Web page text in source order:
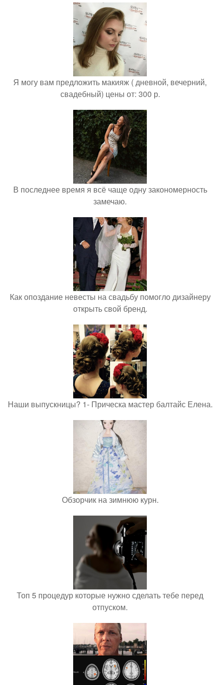
Я могу вам предложить макияж ( дневной, вечерний,
свадебный) цены от: 300 р.
В последнее время я всё чаще одну закономерность
замечаю.
Как опоздание невесты на свадьбу помогло дизайнеру
открыть свой бренд.
Наши выпускницы? 1- Прическа мастер балтайс Елена.
Обзорчик на зимнюю курн.
Топ 5 процедур которые нужно сделать тебе перед
отпуском.